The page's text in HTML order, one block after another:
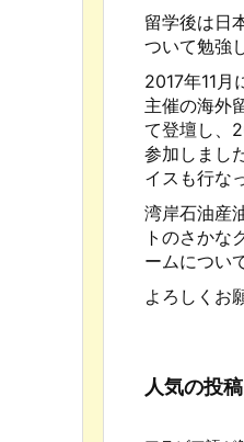
留学後は日
ついて勉強
2017年11月
主催の海外
て登壇し、
参加しまし
イスも行な
湾岸石油産
トのさかな
ームについ
よろしくお
人気の投